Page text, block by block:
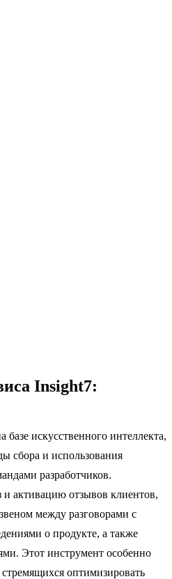
Insight7:
искусственного интеллекта,
сбора и использования
разработчиков.
и активацию отзывов клиентов,
между разговорами с
о продукте, а также
Этот инструмент особенно
оптимизировать